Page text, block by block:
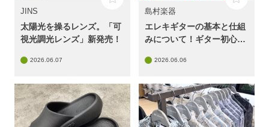
JINS
太陽光を操るレンズ。「可
視光調光レンズ」新発売！
2026.06.07
島村楽器
エレキギターの基本と仕組
みについて！ギター初心者
2026.06.06